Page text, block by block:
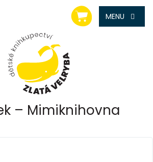
NÁKUPNÍ
KOŠÍK
– Mimiknihovna